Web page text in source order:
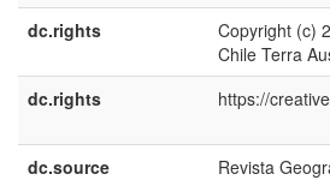
dc.rights
Copyright (c)
Chile Terra
dc.rights
https://
dc.source
Revista